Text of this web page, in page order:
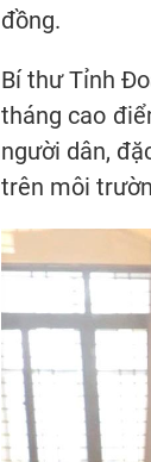
đồng.
Bí thư Tỉnh
tháng cao
người dân,
trên môi